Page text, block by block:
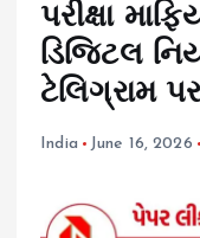
પરીક્ષા
ડિજિટલ
ટેલિગ્રામ
India June 16, 2026